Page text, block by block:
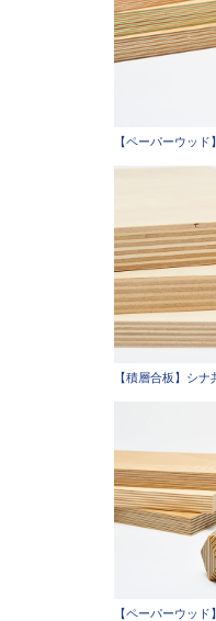
【ペーパーウッ
【積層合板】シナ
【ペーパーウッ